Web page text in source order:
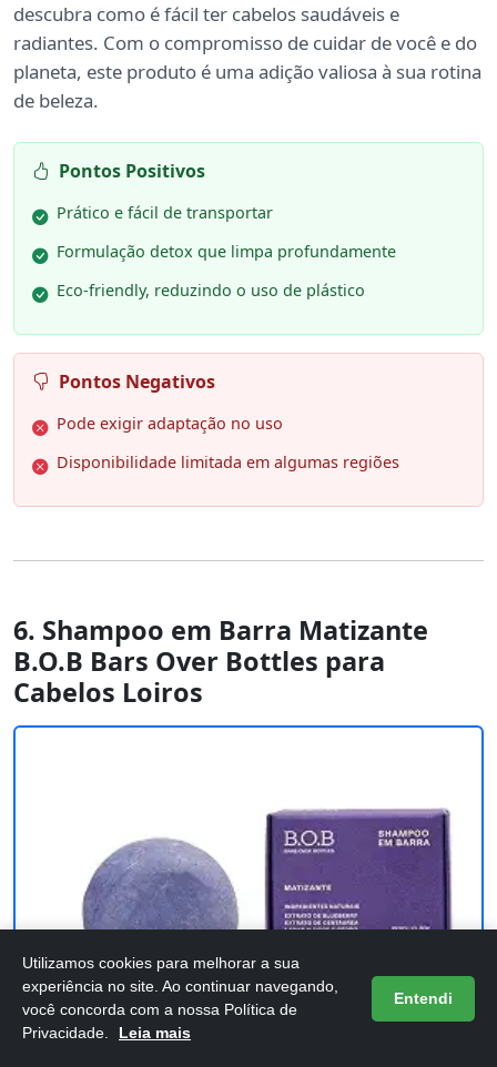
descubra como é fácil ter cabelos saudáveis e
radiantes. Com o compromisso de cuidar de você e do
planeta, este produto é uma adição valiosa à sua rotina
de beleza.
Pontos Positivos
Prático e fácil de transportar
Formulação detox que limpa profundamente
Eco-friendly, reduzindo o uso de plástico
Pontos Negativos
Pode exigir adaptação no uso
Disponibilidade limitada em algumas regiões
6. Shampoo em Barra Matizante
B.O.B Bars Over Bottles para
Cabelos Loiros
Utilizamos cookies para melhorar a sua
experiência no site. Ao continuar navegando,
você concorda com a nossa Política de
Privacidade.
Leia mais
Entendi